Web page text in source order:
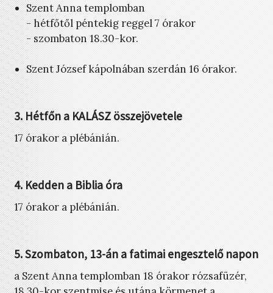
Szent Anna templomban
- hétfőtől péntekig reggel 7 órakor
- szombaton 18.30-kor.
Szent József kápolnában szerdán 16 órakor.
3. Hétfőn a KALÁSZ összejövetele
17 órakor a plébánián.
4. Kedden a Biblia óra
17 órakor a plébánián.
5. Szombaton, 13-án a fatimai engesztelő napon
a Szent Anna templomban 18 órakor rózsafüzér,